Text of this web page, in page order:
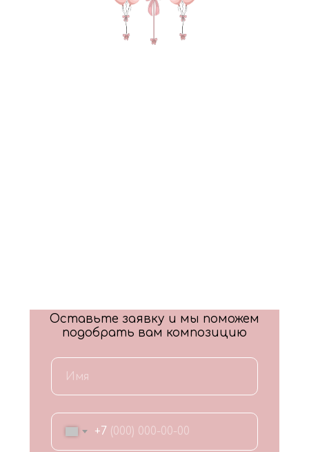
+7
Оставьте заявку и мы поможем
подобрать вам композицию